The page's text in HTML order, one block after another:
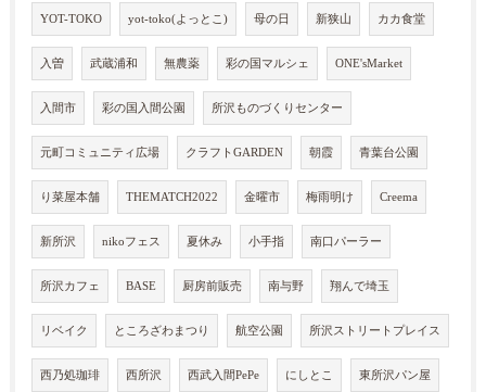
YOT-TOKO yot-toko(よっとこ) 母の日 新狭山 カカ食堂
入曽 武蔵浦和 無農薬 彩の国マルシェ ONE'sMarket
入間市 彩の国入間公園 所沢ものづくりセンター
元町コミュニティ広場 クラフトGARDEN 朝霞 青葉台公園
り菜屋本舗 THEMATCH2022 金曜市 梅雨明け Creema
新所沢 nikoフェス 夏休み 小手指 南口パーラー
所沢カフェ BASE 厨房前販売 南与野 翔んで埼玉
リベイク ところざわまつり 航空公園 所沢ストリートプレイス
西乃処珈琲 西所沢 西武入間PePe にしとこ 東所沢パン屋